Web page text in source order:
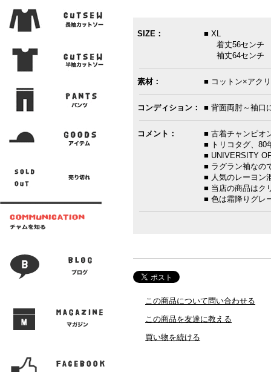
SIZE：
■ XL
着丈56センチ
袖丈64センチ
素材： ■ コットン×アク
コンディション： ■ 背面両肘～袖口
コメント：
■ 古着チャンピオ
■ トリコタグ、80
■ UNIVERSITY
■ ラグラン袖なの
■ 人気のレーヨン
■ 当店の商品はク
■ 色は霜降りグレ
この商品について問い合わせる
この商品を友達に教える
買い物を続ける